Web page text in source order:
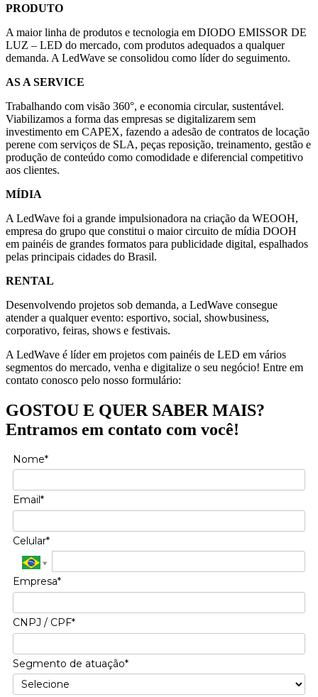
PRODUTO​
A maior linha de produtos e tecnologia em DIODO EMISSOR DE
LUZ – LED do mercado, com produtos adequados a qualquer
demanda. A LedWave se consolidou como líder do seguimento.​
AS A SERVICE​
Trabalhando com visão 360°, e economia circular, sustentável.
Viabilizamos a forma das empresas se digitalizarem sem
investimento em CAPEX, fazendo a adesão de contratos de locação
perene com serviços de SLA, peças reposição, treinamento, gestão e
produção de conteúdo como comodidade e diferencial competitivo
aos clientes.​
MÍDIA​
A LedWave foi a grande impulsionadora na criação da WEOOH,
empresa do grupo que constitui o maior circuito de mídia DOOH
em painéis de grandes formatos para publicidade digital, espalhados
pelas principais cidades do Brasil​.
RENTAL​
Desenvolvendo projetos sob demanda, a LedWave consegue
atender a qualquer evento: esportivo, social, showbusiness,
corporativo, feiras, shows e festivais.
A LedWave é líder em projetos com painéis de LED em vários
segmentos do mercado, venha e digitalize o seu negócio! Entre em
contato conosco pelo nosso formulário:
GOSTOU E QUER SABER MAIS?
Entramos em contato com você!
Nome*
Email*
Celular*
Empresa*
CNPJ / CPF*
Segmento de atuação*